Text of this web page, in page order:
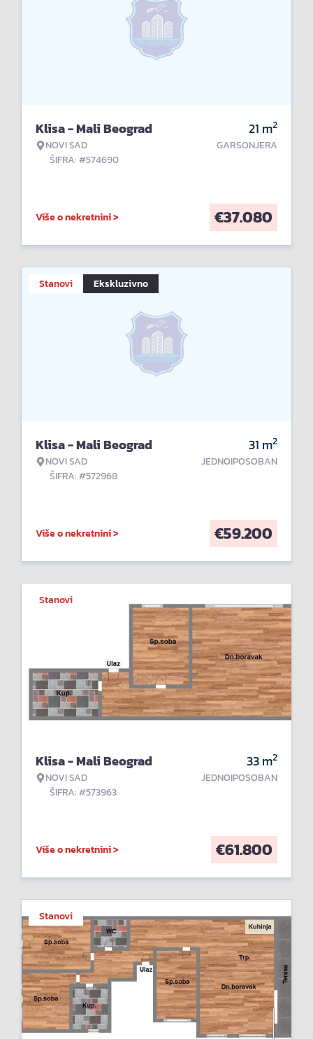
Klisa - Mali Beograd
NOVI SAD
ŠIFRA: #574690
21 m2
GARSONJERA
Više o nekretnini > €37.080
Stanovi Ekskluzivno
Klisa - Mali Beograd
NOVI SAD
ŠIFRA: #572968
31 m2
JEDNOIPOSOBAN
Više o nekretnini > €59.200
Stanovi
Klisa - Mali Beograd
NOVI SAD
ŠIFRA: #573963
33m2
JEDNOIPOSOBAN
Više o nekretnini > €61.800
Stanovi